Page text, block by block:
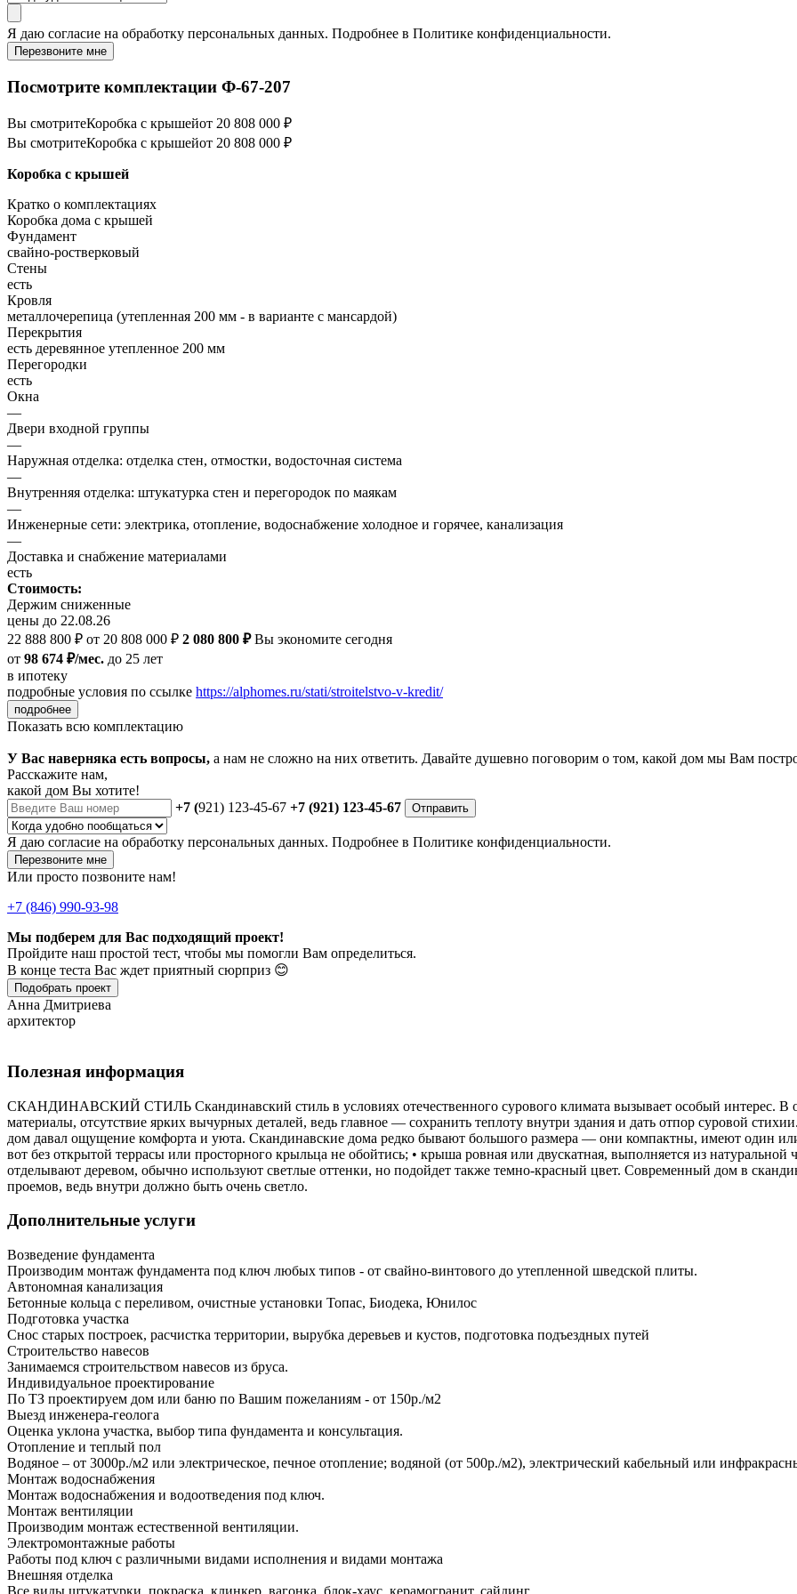
Я даю согласие на обработку персональных данных. Подробнее в Политике конфиденциальности.
Перезвоните мне
Посмотрите комплектации Ф-67-207
Вы смотритеКоробка с крышейот 20 808 000 ₽
Вы смотритеКоробка с крышейот 20 808 000 ₽
Коробка с крышей
Кратко о комплектациях
Коробка дома с крышей
Фундамент
свайно-ростверковый
Стены
есть
Кровля
металлочерепица (утепленная 200 мм - в варианте с мансардой)
Перекрытия
есть деревянное утепленное 200 мм
Перегородки
есть
Окна
—
Двери входной группы
—
Наружная отделка: отделка стен, отмостки, водосточная система
—
Внутренняя отделка: штукатурка стен и перегородок по маякам
—
Инженерные сети: электрика, отопление, водоснабжение холодное и горячее, канализация
—
Доставка и снабжение материалами
есть
Стоимость:
Держим сниженные
цены до 22.08.26
22 888 800 ₽ от 20 808 000 ₽ 2 080 800 ₽Вы экономите сегодня
от 98 674 ₽/мес. до 25 лет
в ипотеку
подробные условия по ссылке https://alphomes.ru/stati/stroitelstvo-v-kredit/
подробнее
Показать всю комплектацию
У Вас наверняка есть вопросы, а нам не сложно на них ответить. Давайте душевно поговорим о том, какой дом мы Вам
Расскажите нам,
какой дом Вы хотите!
+7 (921) 123-45-67 +7 (921) 123-45-67 Отправить
Я даю согласие на обработку персональных данных. Подробнее в Политике конфиденциальности.
Перезвоните мне
Или просто позвоните нам!
+7 (846) 990-93-98
Мы подберем для Вас подходящий проект!
Пройдите наш простой тест, чтобы мы помогли Вам определиться.
В конце теста Вас ждет приятный сюрприз 😊
Подобрать проект
Анна Дмитриева
архитектор
Полезная информация
СКАНДИНАВСКИЙ СТИЛЬ Скандинавский стиль в условиях отечественного сурового климата вызывает особый интерес. В
материалы, отсутствие ярких вычурных деталей, ведь главное — сохранить теплоту внутри здания и дать отпор суровой
дом давал ощущение комфорта и уюта. Скандинавские дома редко бывают большого размера — они компактны, имеют один
вот без открытой террасы или просторного крыльца не обойтись; • крыша ровная или двускатная, выполняется из
отделывают деревом, обычно используют светлые оттенки, но подойдет также темно-красный цвет. Современный дом в
проемов, ведь внутри должно быть очень светло.
Дополнительные услуги
Возведение фундамента
Производим монтаж фундамента под ключ любых типов - от свайно-винтового до утепленной шведской плиты.
Автономная канализация
Бетонные кольца с переливом, очистные установки Топас, Биодека, Юнилос
Подготовка участка
Снос старых построек, расчистка территории, вырубка деревьев и кустов, подготовка подъездных путей
Строительство навесов
Занимаемся строительством навесов из бруса.
Индивидуальное проектирование
По ТЗ проектируем дом или баню по Вашим пожеланиям - от 150р./м2
Выезд инженера-геолога
Оценка уклона участка, выбор типа фундамента и консультация.
Отопление и теплый пол
Водяное – от 3000р./м2 или электрическое, печное отопление; водяной (от 500р./м2), электрический кабельный или
Монтаж водоснабжения
Монтаж водоснабжения и водоотведения под ключ.
Монтаж вентиляции
Производим монтаж естественной вентиляции.
Электромонтажные работы
Работы под ключ с различными видами исполнения и видами монтажа
Внешняя отделка